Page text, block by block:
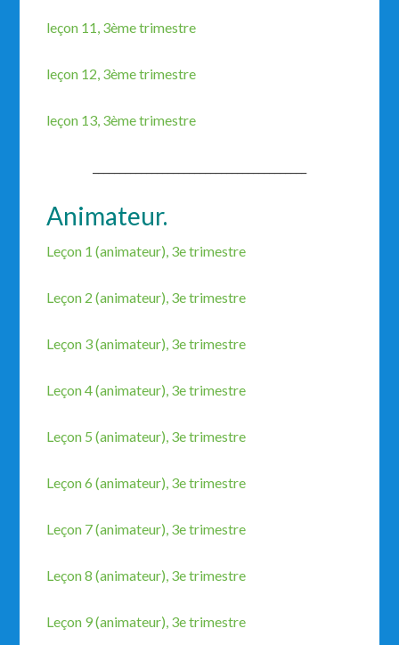
leçon 11, 3ème trimestre
leçon 12, 3ème trimestre
leçon 13, 3ème trimestre
Animateur.
Leçon 1 (animateur), 3e trimestre
Leçon 2 (animateur), 3e trimestre
Leçon 3 (animateur), 3e trimestre
Leçon 4 (animateur), 3e trimestre
Leçon 5 (animateur), 3e trimestre
Leçon 6 (animateur), 3e trimestre
Leçon 7 (animateur), 3e trimestre
Leçon 8 (animateur), 3e trimestre
Leçon 9 (animateur), 3e trimestre